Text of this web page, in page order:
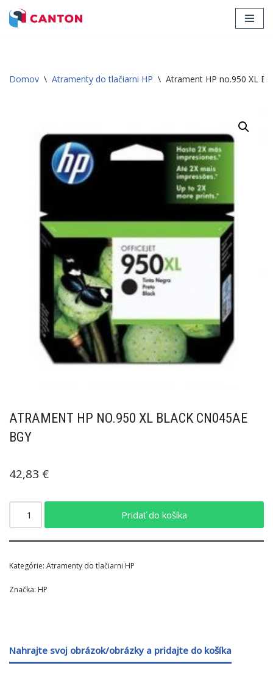
Domov \ Atramenty do tlačiarni HP \ Atrament HP no.950 XL
ATRAMENT HP NO.950 XL BLACK CN045AE
BGY
42,83 €
Pridať do košíka
Kategórie: Atramenty do tlačiarni HP
Značka: HP
Nahrajte svoj obrázok/obrázky a pridajte do košíka